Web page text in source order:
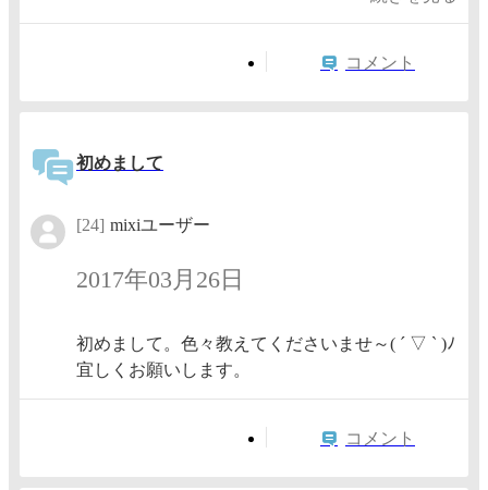
コメント
初めまして
[24] mixiユーザー
2017年03月26日
初めまして。色々教えてくださいませ～( ´ ▽ ` )ﾉ
宜しくお願いします。
コメント